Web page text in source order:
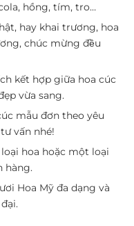
hồng, tím, tro…
hay khai trương, hoa
chúc mừng đều
kết hợp giữa hoa cúc
vừa sang.
mẫu đơn theo yêu
vấn nhé!
hoa hoặc một loại
hàng.
Hoa Mỹ đa dạng và